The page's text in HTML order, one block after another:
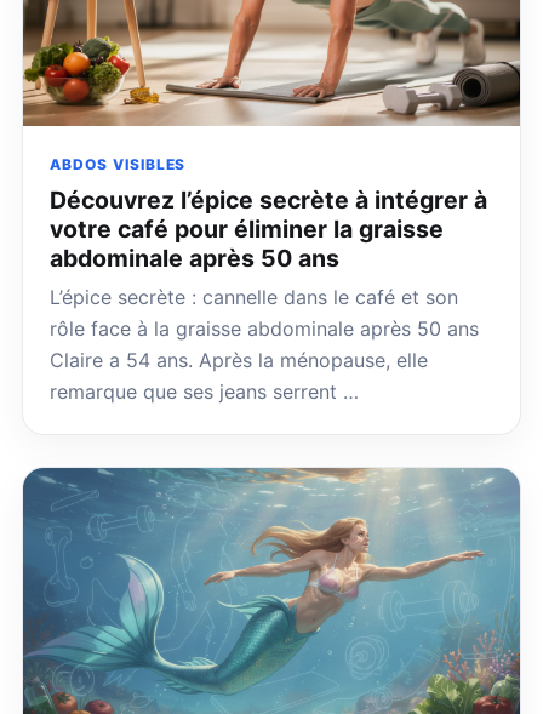
ABDOS VISIBLES
Découvrez l’épice secrète à intégrer à
votre café pour éliminer la graisse
abdominale après 50 ans
L’épice secrète : cannelle dans le café et son
rôle face à la graisse abdominale après 50 ans
Claire a 54 ans. Après la ménopause, elle
remarque que ses jeans serrent …